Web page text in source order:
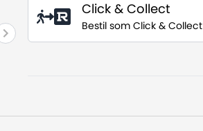
Click & Collect
Bestil som Click & Collect